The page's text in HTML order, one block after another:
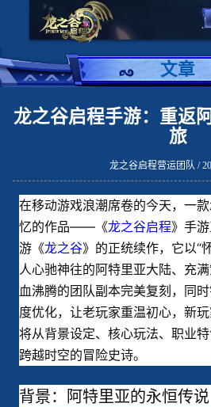
文章
龙之谷启程手游：重返
旅
龙之谷启程营运团队 /
在移动游戏浪潮席卷的今天，一
忆的作品——《龙之谷启程》手
游《龙之谷》的正统续作，它以“
人心驰神往的阿特里亚大陆、充
血沸腾的团队副本完美复刻，同
度优化，让老玩家重温初心，新
将从背景设定、核心玩法、职业
跨越时空的冒险史诗。
背景：阿特里亚的永恒传说